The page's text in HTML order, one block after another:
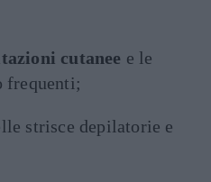
cutanee e le
frequenti;
strisce depilatorie e